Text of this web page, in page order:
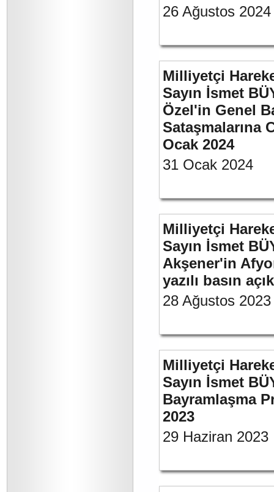
26 Ağustos 2024
Milliyetçi
Sayın İsmet
Özel'in Genel
Sataşmalarına
Ocak 2024
31 Ocak 2024
Milliyetçi
Sayın İsmet
Akşener'in
yazılı basın
28 Ağustos 2023
Milliyetçi
Sayın İsmet
Bayramlaşma
2023
29 Haziran 2023